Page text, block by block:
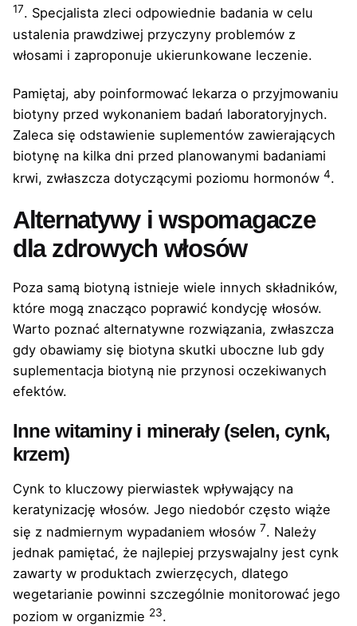
17. Specjalista zleci odpowiednie badania w celu
ustalenia prawdziwej przyczyny problemów z
włosami i zaproponuje ukierunkowane leczenie.
Pamiętaj, aby poinformować lekarza o przyjmowaniu
biotyny przed wykonaniem badań laboratoryjnych.
Zaleca się odstawienie suplementów zawierających
biotynę na kilka dni przed planowanymi badaniami
krwi, zwłaszcza dotyczącymi poziomu hormonów 4.
Alternatywy i wspomagacze
dla zdrowych włosów
Poza samą biotyną istnieje wiele innych składników,
które mogą znacząco poprawić kondycję włosów.
Warto poznać alternatywne rozwiązania, zwłaszcza
gdy obawiamy się biotyna skutki uboczne lub gdy
suplementacja biotyną nie przynosi oczekiwanych
efektów.
Inne witaminy i minerały (selen, cynk,
krzem)
Cynk to kluczowy pierwiastek wpływający na
keratynizację włosów. Jego niedobór często wiąże
się z nadmiernym wypadaniem włosów 7. Należy
jednak pamiętać, że najlepiej przyswajalny jest cynk
zawarty w produktach zwierzęcych, dlatego
wegetarianie powinni szczególnie monitorować jego
poziom w organizmie 23.